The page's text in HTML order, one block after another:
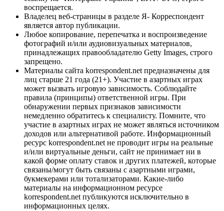
воспрещается.
Владелец веб-страницы в разделе Я- Корреспондент
является автор публикации.
Любое копирование, перепечатка и воспроизведение
фотографий и/или аудиовизуальных материалов,
принадлежащих правообладателю Getty Images, строго
запрещено.
Материалы сайта korrespondent.net предназначены для
лиц старше 21 года (21+). Участие в азартных играх
может вызвать игровую зависимость. Соблюдайте
правила (принципы) ответственной игры. При
обнаружении первых признаков зависимости
немедленно обратитесь к специалисту. Помните, что
участие в азартных играх не может являться источником
доходов или альтернативой работе. Информационный
ресурс korrespondent.net не проводит игры на реальные
и/или виртуальные деньги, сайт не принимает ни в
какой форме оплату ставок и других платежей, которые
связаны/могут быть связаны с азартными играми,
букмекерами или тотализаторами. Какие-либо
материалы на информационном ресурсе
korrespondent.net публикуются исключительно в
информационных целях.